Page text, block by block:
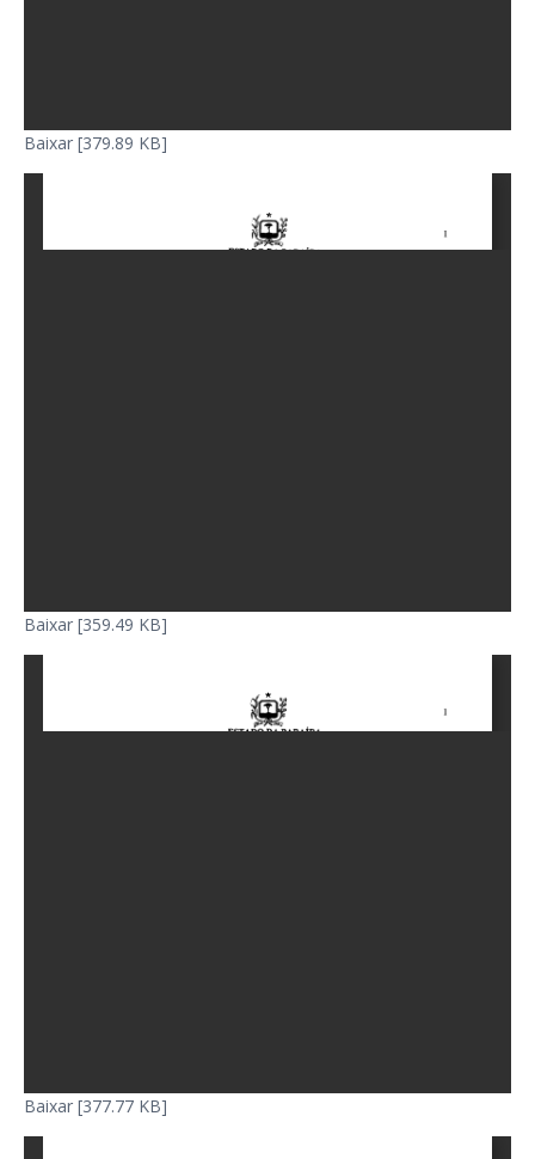
Baixar [379.89 KB]
Baixar [359.49 KB]
Baixar [377.77 KB]